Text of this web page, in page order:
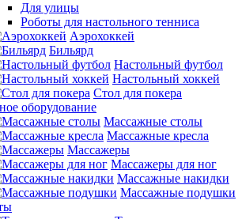
Для улицы
Роботы для настольного тенниса
Аэрохоккей
Бильярд
Настольный футбол
Настольный хоккей
Стол для покера
оборудование
Массажные столы
Массажные кресла
Массажеры
Массажеры для ног
Массажные накидки
Массажные подушки